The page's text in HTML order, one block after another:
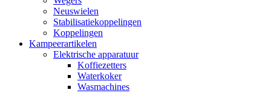
Neuswielen
Stabilisatiekoppelingen
Koppelingen
Kampeerartikelen
Elektrische apparatuur
Koffiezetters
Waterkoker
Wasmachines